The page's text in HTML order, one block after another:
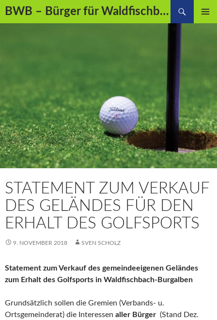
BWB – Bürger für Waldfischbach-Burgalben e.V.
Suchen
STATEMENT ZUM VERKAUF
DES GELÄNDES FÜR DEN
ERHALT DES GOLFSPORTS
9. NOVEMBER 2018 SVEN SCHOLZ
Statement zum Verkauf des gemeindeeigenen Geländes
zum Erhalt des Golfsports in Waldfischbach-Burgalben
Grundsätzlich sollen die Gremien (Verbands- u.
Ortsgemeinderat) die Interessen aller Bürger (Stand Dez.